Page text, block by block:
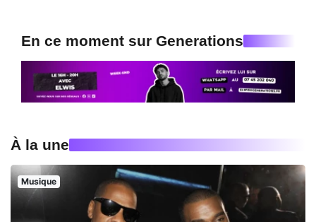
En ce moment sur Generations
À la une
Musique